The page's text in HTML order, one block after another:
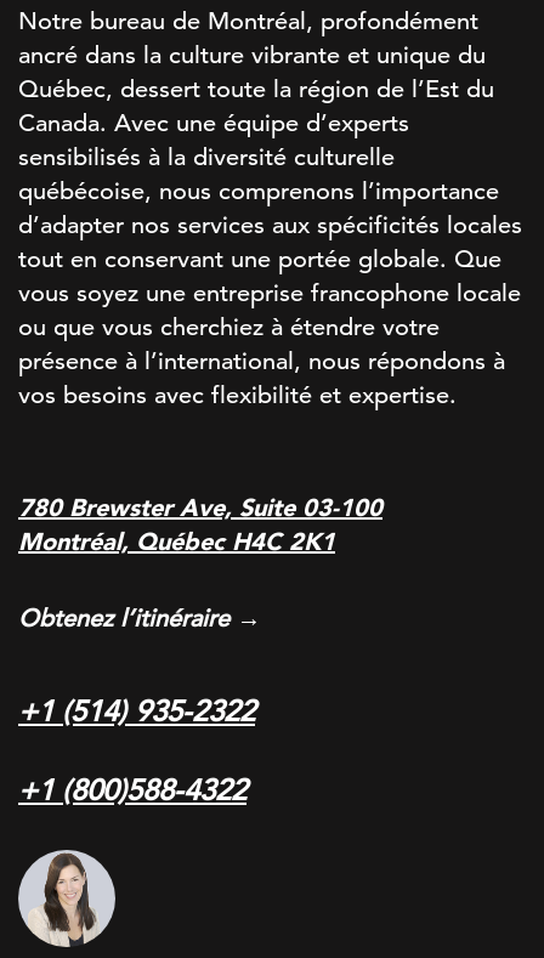
780 Brewster Ave, Suite 03-100
Montréal, Québec H4C 2K1
Obtenez l’itinéraire →
+1 (514) 935-2322
+1 (800)588-4322
Notre bureau de Montréal, profondément
ancré dans la culture vibrante et unique du
Québec, dessert toute la région de l’Est du
Canada. Avec une équipe d’experts
sensibilisés à la diversité culturelle
québécoise, nous comprenons l’importance
d’adapter nos services aux spécificités locales
tout en conservant une portée globale. Que
vous soyez une entreprise francophone locale
ou que vous cherchiez à étendre votre
présence à l’international, nous répondons à
vos besoins avec flexibilité et expertise.